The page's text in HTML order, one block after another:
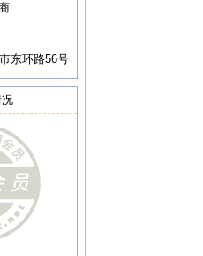
东环路56号